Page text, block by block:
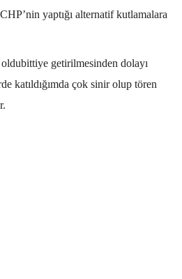
yaptığı alternatif kutlamalara
oldubittiye getirilmesinden dolayı
katıldığımda çok sinir olup tören